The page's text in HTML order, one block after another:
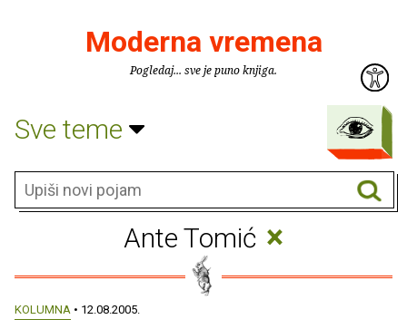
Moderna vremena
Pogledaj... sve je puno knjiga.
Sve teme
Ante Tomić ×
KOLUMNA • 12.08.2005.